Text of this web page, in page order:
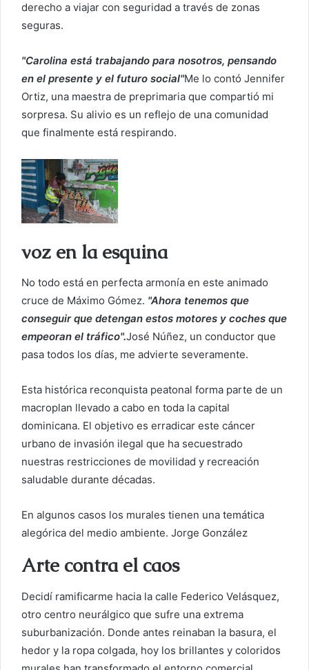
derecho a viajar con seguridad a través de zonas
seguras.
"Carolina está trabajando para nosotros, pensando
en el presente y el futuro social"Me lo contó Jennifer
Ortiz, una maestra de preprimaria que compartió mi
sorpresa. Su alivio es un reflejo de una comunidad
que finalmente está respirando.
voz en la esquina
No todo está en perfecta armonía en este animado
cruce de Máximo Gómez. "Ahora tenemos que
conseguir que detengan estos motores y coches que
empeoran el tráfico".José Núñez, un conductor que
pasa todos los días, me advierte severamente.
Esta histórica reconquista peatonal forma parte de un
macroplan llevado a cabo en toda la capital
dominicana. El objetivo es erradicar este cáncer
urbano de invasión ilegal que ha secuestrado
nuestras restricciones de movilidad y recreación
saludable durante décadas.
En algunos casos los murales tienen una temática
alegórica del medio ambiente. Jorge González
Arte contra el caos
Decidí ramificarme hacia la calle Federico Velásquez,
otro centro neurálgico que sufre una extrema
suburbanización. Donde antes reinaban la basura, el
hedor y la ropa colgada, hoy los brillantes y coloridos